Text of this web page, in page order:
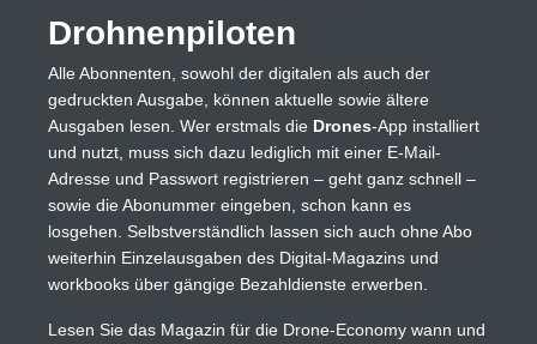
Drohnenpiloten
Alle Abonnenten, sowohl der digitalen als auch der
gedruckten Ausgabe, können aktuelle sowie ältere
Ausgaben lesen. Wer erstmals die Drones-App installiert
und nutzt, muss sich dazu lediglich mit einer E-Mail-
Adresse und Passwort registrieren – geht ganz schnell –
sowie die Abonummer eingeben, schon kann es
losgehen. Selbstverständlich lassen sich auch ohne Abo
weiterhin Einzelausgaben des Digital-Magazins und
workbooks über gängige Bezahldienste erwerben.
Lesen Sie das Magazin für die Drone-Economy wann und